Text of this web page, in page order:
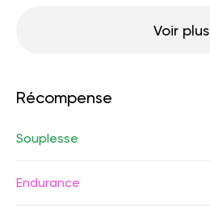
Voir plus
Récompense
Souplesse
Endurance